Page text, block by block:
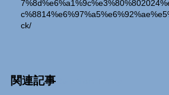
ck/
関連記事Relation Entry